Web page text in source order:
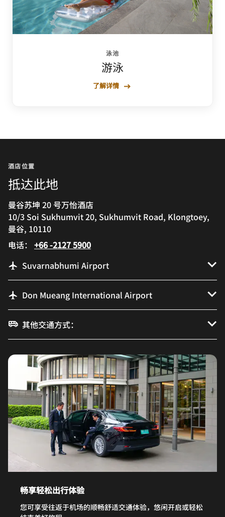
泳池
游泳
了解详情
酒店位置
抵达此地
曼谷苏坤 20 号万怡酒店
10/3 Soi Sukhumvit 20, Sukhumvit Road, Klongtoey,
曼谷, 10110
电话： +66 -2127 5900
Suvarnabhumi Airport
Don Mueang International Airport
其他交通方式：
畅享轻松出行体验
您可享受往返于机场的顺畅舒适交通体验，悠闲开启或轻松